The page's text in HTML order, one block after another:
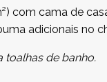
com cama de
adicionais no
toalhas de banho.